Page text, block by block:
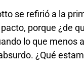
se refirió a la
porque ¿de
lo que menos
¿Qué